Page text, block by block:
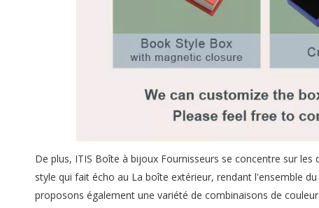
De plus, ITIS Boîte à bijoux Fournisseurs se concentre sur
style qui fait écho au La boîte extérieur, rendant l'ensemble
proposons également une variété de combinaisons de